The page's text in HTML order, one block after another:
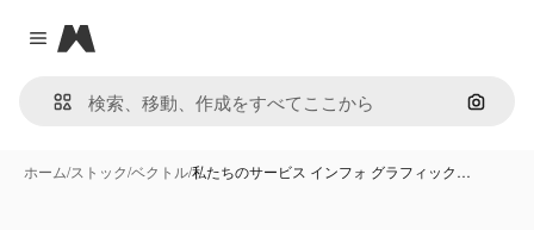
Close menu
Magnific
画像で
ホーム/ストック/ベクトル/私たちのサービス インフォ グラフィック…